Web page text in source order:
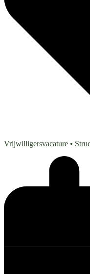
Vrijwilligersvacature •